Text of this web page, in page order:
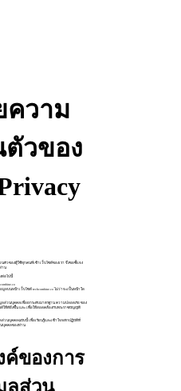
ความ
ตัวของ
วนตัวของผู้ใช้ทุกคนที่เข้าเว็บไซต์ของเรา จึงขอชี้แจง
าน
ต่อไปนี้
บนหน้าเว็บไซต์ techcombine.co ไม่ว่าจะเป็นหน้าใด
มูลส่วนบุคคลเพื่อยกระดับมาตรฐาน ความปลอดภัย ของ
ให้ดียิ่งขึ้น และ เพื่อให้สอดคล้องกับพระราชบัญญัติ
วนบุคคลฉบับนี้ เพื่อเรียนรู้และเข้าใจหลักปฏิบัติที่
นบุคคลของท่าน
ค์ของการ